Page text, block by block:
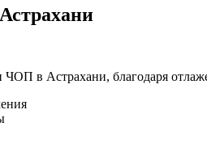
в Астрахани, благодаря